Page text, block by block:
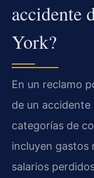
accidente
York?
En un reclamo
de un accidente
categorías de
incluyen gastos
salarios